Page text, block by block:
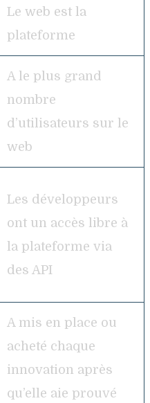
Le web est la
plateforme
A le plus grand
nombre
d’utilisateurs sur le
web
Les développeurs
ont un accès libre à
la plateforme via
des API
A mis en place ou
acheté chaque
innovation après
qu’elle aie prouvé